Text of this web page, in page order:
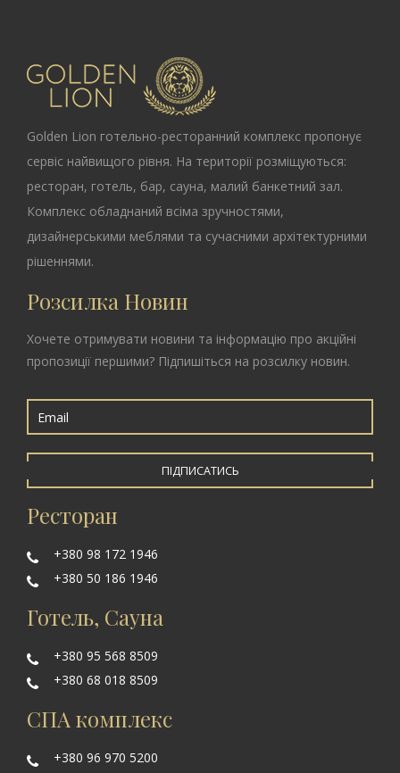
Golden Lion готельно-ресторанний комплекс пропонує
сервіс найвищого рівня. На території розміщуються:
ресторан, готель, бар, сауна, малий банкетний зал.
Комплекс обладнаний всіма зручностями,
дизайнерськими меблями та сучасними архітектурними
рішеннями.
Розсилка Новин
Хочете отримувати новини та інформацію про акційні
пропозиції першими? Підпишіться на розсилку новин.
ПІДПИСАТИСЬ
Ресторан
+380 98 172 1946
+380 50 186 1946
Готель, Сауна
+380 95 568 8509
+380 68 018 8509
СПА комплекс
+380 96 970 5200